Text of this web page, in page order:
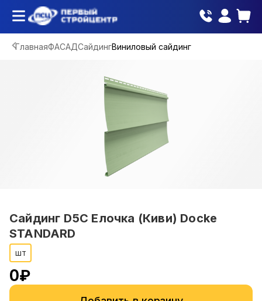
ГлавнаяФАСАДСайдингВиниловый сайдинг
Сайдинг D5С Елочка (Киви) Docke
STANDARD
шт
0₽